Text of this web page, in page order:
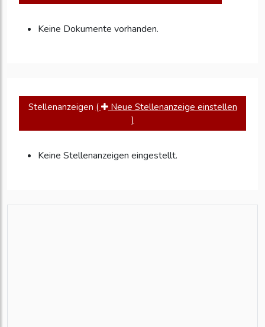
Keine Dokumente vorhanden.
Stellenanzeigen (
Neue Stellenanzeige einstellen
)
Keine Stellenanzeigen eingestellt.